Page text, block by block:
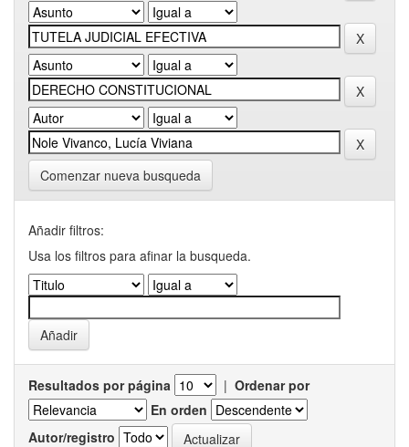
Comenzar nueva busqueda
Añadir filtros:
Usa los filtros para afinar la busqueda.
Resultados por página | Ordenar por
En orden
Autor/registro